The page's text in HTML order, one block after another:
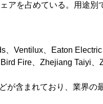
アを占めている。用途別
、Ventilux、Eaton
Fire、Zhejiang Taiyi、
が含まれており、業界の